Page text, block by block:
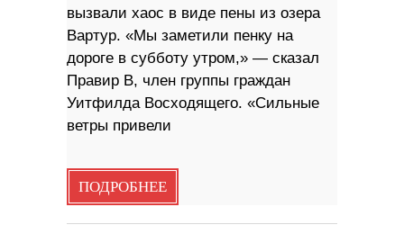
вызвали хаос в виде пены из озера
Вартур. «Мы заметили пенку на
дороге в субботу утром,» — сказал
Правир B, член группы граждан
Уитфилда Восходящего. «Сильные
ветры привели
ПОДРОБНЕЕ